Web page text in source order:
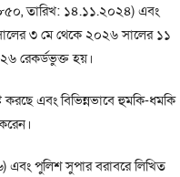
তারিখ: ১৪.১১.২০২৪) এবং
৩ মে থেকে ২০২৬ সালের ১১
রেকর্ডভুক্ত হয়।
এবং বিভিন্নভাবে হুমকি-ধমকি
এবং পুলিশ সুপার বরাবরে লিখিত